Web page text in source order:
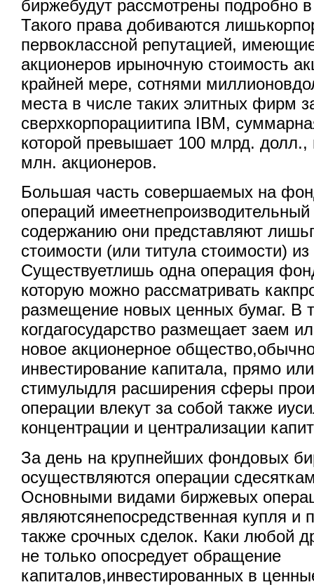
биржебудут рассмотрены подробно
Такого права добиваются
первоклассной репутацией,
акционеров ирыночную стоимость
крайней мере, сотнями
места в числе таких элитных фирм
сверхкорпорациитипа IBM,
которой превышает 100 млрд. долл.,
млн. акционеров.
Большая часть совершаемых на
операций
содержанию они представляют
стоимости (или титула стоимости)
Существуетлишь одна операция
которую можно рассматривать
размещение новых ценных бумаг. В
когдагосударство размещает заем
новое акционерное
инвестирование капитала, прямо
стимулыдля расширения сферы
операции влекут за собой также
концентрации и централизации
За день на крупнейших фондовых
осуществляются операции
Основными видами биржевых
являютсянепосредственная купля и
также срочных сделок. Каки любой
не только опосредует обращение
капиталов,инвестированных в